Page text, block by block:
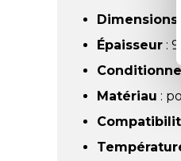
Dimensions
Épaisseur :
Matériau :